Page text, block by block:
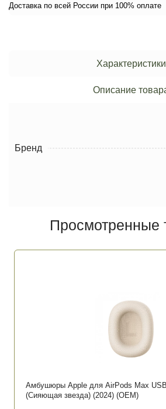
Доставка по всей России при 100% оплате
Характеристики
Описание
Бренд
Просмотренные
Амбушюры Apple для AirPods Max
(Сияющая звезда) (2024) (OEM)